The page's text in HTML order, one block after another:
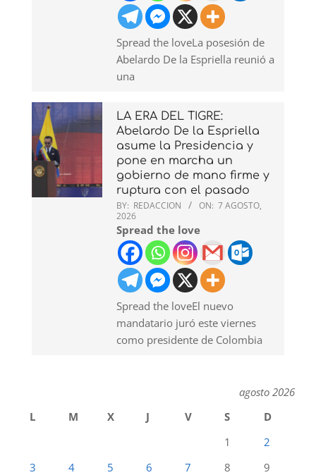
Spread the loveLa posesión de
Abelardo De la Espriella reunió a
una
LA ERA DEL TIGRE:
Abelardo De la Espriella
asume la Presidencia y
pone en marcha un
gobierno de mano firme y
ruptura con el pasado
BY: REDACCION ON: 7 AGOSTO,
2026
Spread the love
Spread the loveEl nuevo
mandatario juró este viernes
como presidente de Colombia
agosto 2026
L
M X J V S
D
1
2
3
4 5 6 7 8
9